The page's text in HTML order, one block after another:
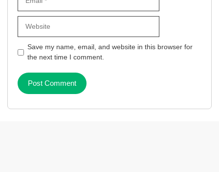
Save my name, email, and website in this browser for
the next time I comment.